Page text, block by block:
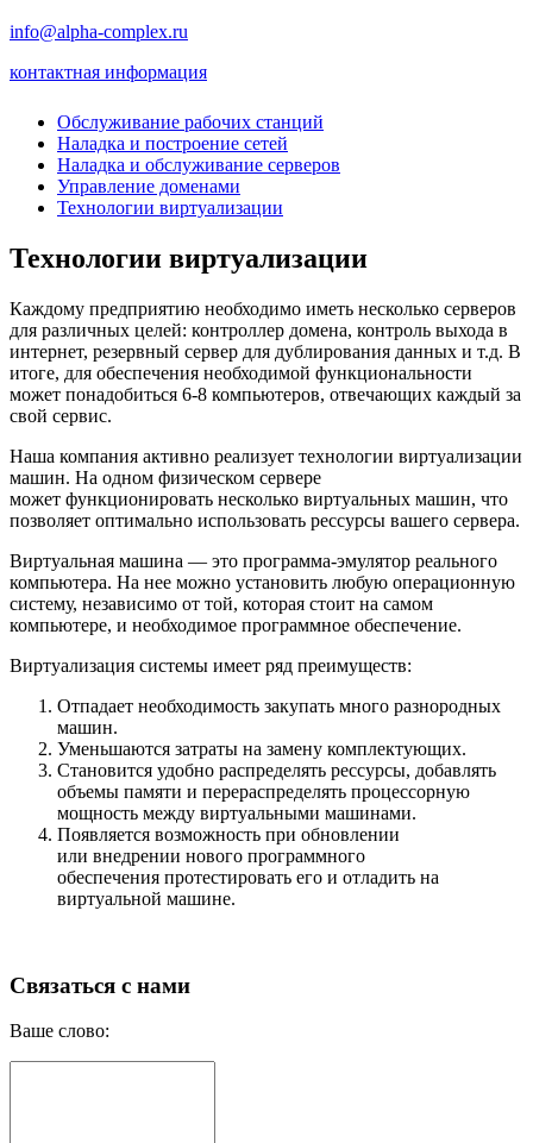
info@alpha-complex.ru
контактная информация
Обслуживание рабочих станций
Наладка и построение сетей
Наладка и обслуживание серверов
Управление доменами
Технологии виртуализации
Технологии виртуализации
Каждому предприятию необходимо иметь несколько серверов
для различных целей: контроллер домена, контроль выхода в
интернет, резервный сервер для дублирования данных и т.д. В
итоге, для обеспечения необходимой функциональности
может понадобиться 6-8 компьютеров, отвечающих каждый за
свой сервис.
Наша компания активно реализует технологии виртуализации
машин. На одном физическом сервере
может функционировать несколько виртуальных машин, что
позволяет оптимально использовать рессурсы вашего сервера.
Виртуальная машина — это программа-эмулятор реального
компьютера. На нее можно установить любую операционную
систему, независимо от той, которая стоит на самом
компьютере, и необходимое программное обеспечение.
Виртуализация системы имеет ряд преимуществ:
Отпадает необходимость закупать много разнородных
машин.
Уменьшаются затраты на замену комплектующих.
Становится удобно распределять рессурсы, добавлять
объемы памяти и перераспределять процессорную
мощность между виртуальными машинами.
Появляется возможность при обновлении
или внедрении нового программного
обеспечения протестировать его и отладить на
виртуальной машине.
Связаться с нами
Ваше слово: